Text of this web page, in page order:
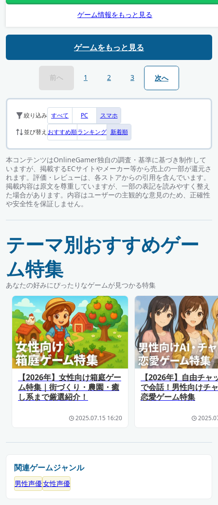
ゲーム情報をもっと見る
ゲームをもっと見る
前へ 1 2 3 次へ
絞り込み すべて PC スマホ
並び替え おすすめ順ランキング 新着順
本コンテンツはOnlineGamer独自の調査・基準に基づき制作して
いますが、掲載するECサイトやメーカー等から売上の一部が還元さ
れます。評価・レビューは、各ストアからの引用を含んでいます。
掲載内容は原文を尊重していますが、一部の表記を読みやすく整え
た場合があります。内容はユーザーの主観的な意見のため、正確性
や安全性を保証しません。
テーマ別おすすめゲー
ム特集
あなたの好みにぴったりなゲームが見つかる特集
【2026年】女性向け箱庭ゲー
ム特集｜街づくり・農園・癒
し系まで厳選紹介！
2025.07.15 16:20
【2026年】自由チャ
で会話！男性向けチ
恋愛ゲーム特集
関連ゲームジャンル
男性声優女性声優